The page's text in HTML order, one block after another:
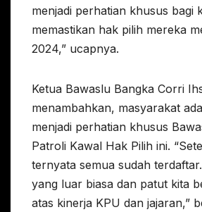
menjadi perhatian khusus bagi
memastikan hak pilih mereka
2024,” ucapnya.
Ketua Bawaslu Bangka Corri
menambahkan, masyarakat
menjadi perhatian khusus
Patroli Kawal Hak Pilih ini.
ternyata semua sudah
yang luar biasa dan patut kita
atas kinerja KPU dan jajaran,”